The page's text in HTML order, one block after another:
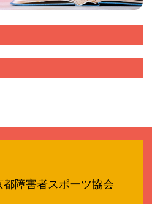
障害者スポーツ協会